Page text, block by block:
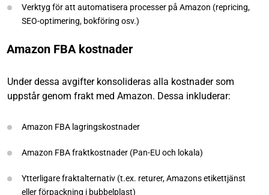
Verktyg för att automatisera processer på Amazon (repricing,
SEO-optimering, bokföring osv.)
Amazon FBA kostnader
Under dessa avgifter konsolideras alla kostnader som
uppstår genom frakt med Amazon. Dessa inkluderar:
Amazon FBA lagringskostnader
Amazon FBA fraktkostnader (Pan-EU och lokala)
Ytterligare fraktalternativ (t.ex. returer, Amazons etikettjänst
eller förpackning i bubbelplast)